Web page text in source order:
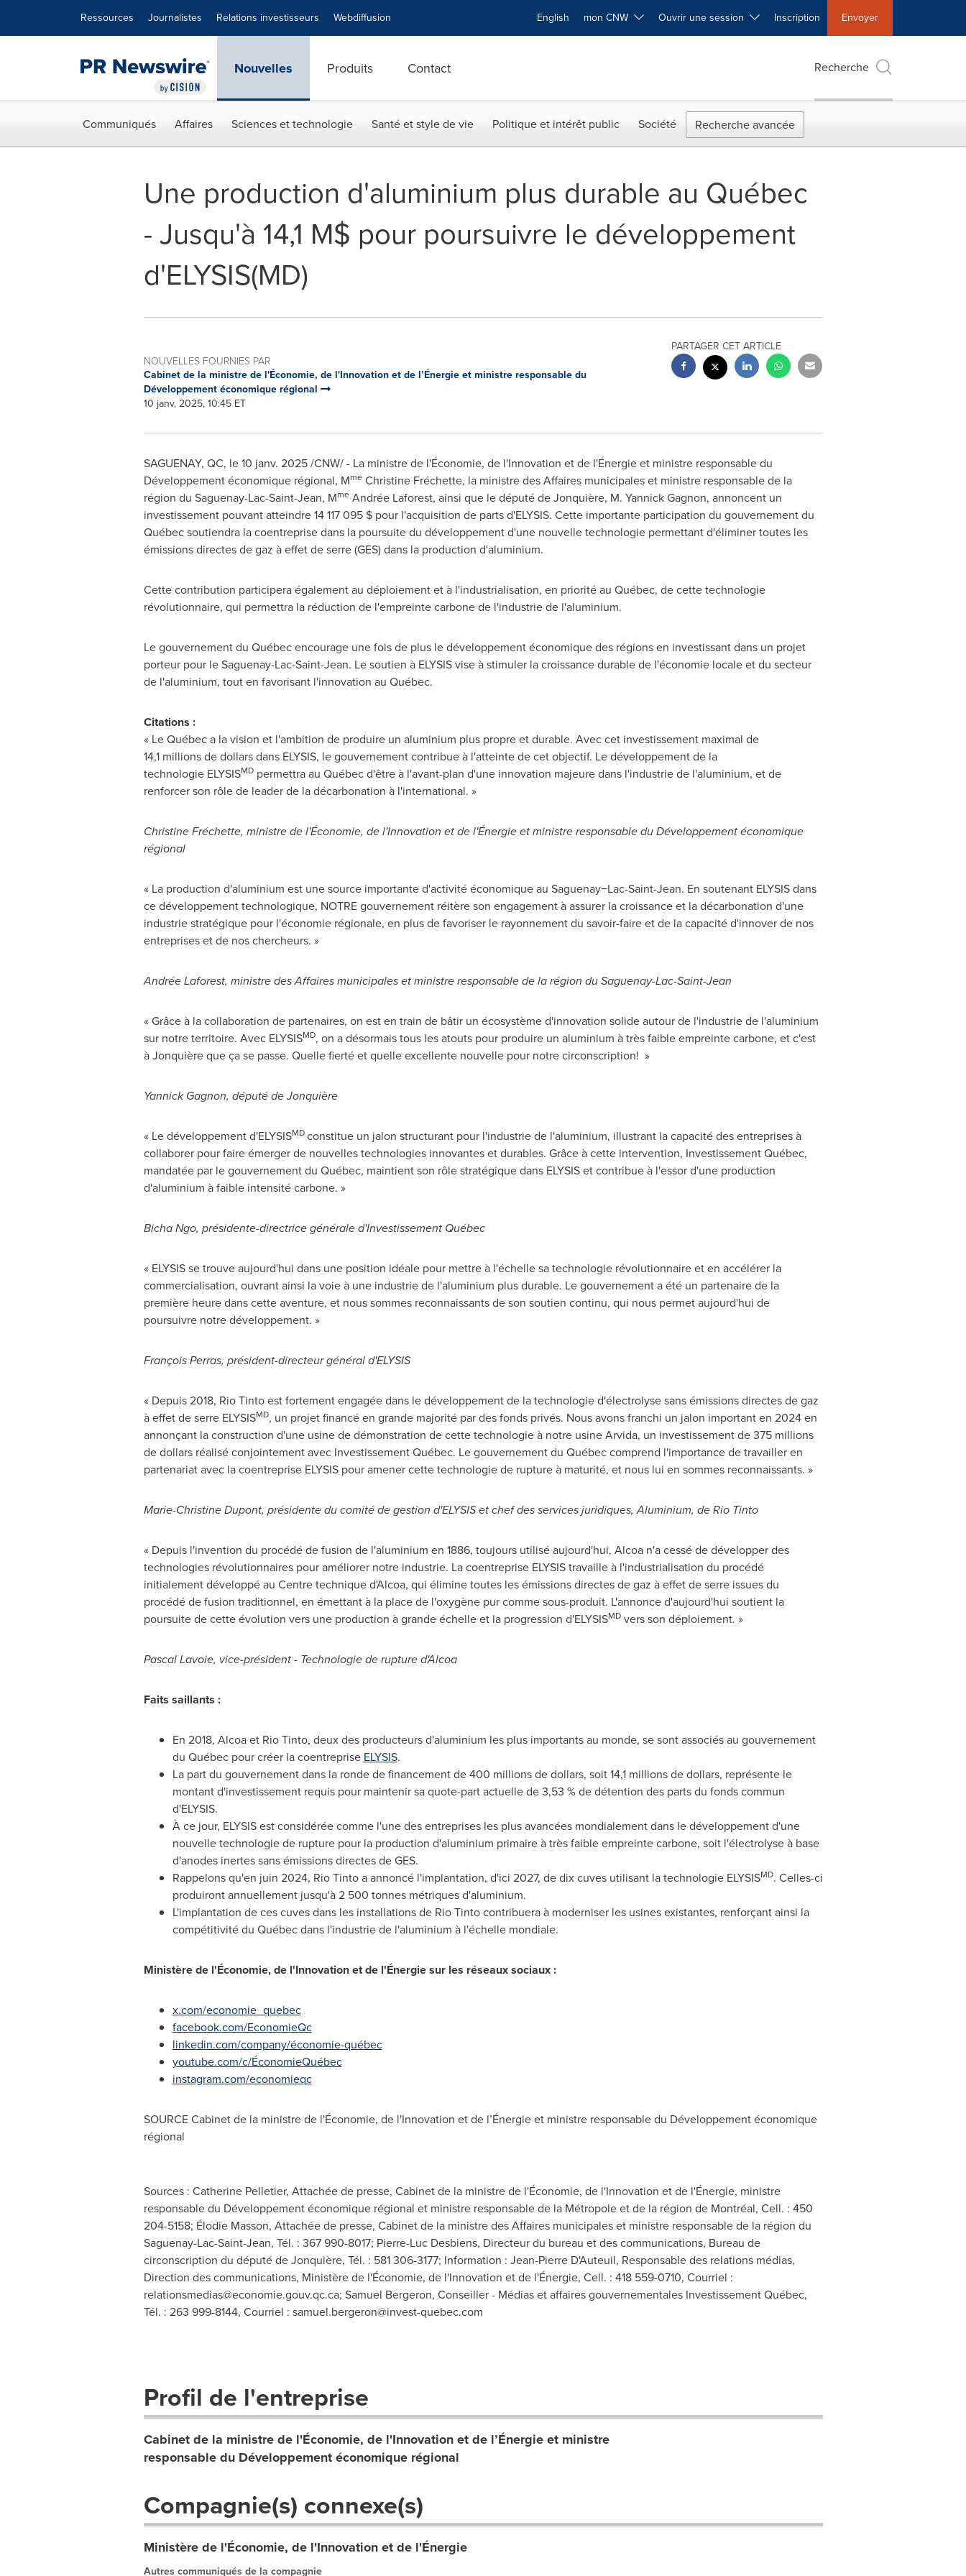
Ressources Journalistes Relations investisseurs Webdiffusion English mon CNW Ouvrir une session Inscription Envoyer
Nouvelles Produits Contact Recherche
Communiqués Affaires Sciences et technologie Santé et style de vie Politique et intérêt public Société Recherche avancée
Une production d'aluminium plus durable au Québec
- Jusqu'à 14,1 M$ pour poursuivre le développement
d'ELYSIS(MD)
NOUVELLES FOURNIES PAR
Cabinet de la ministre de l'Économie, de l'Innovation et de l’Énergie et ministre responsable du
Développement économique régional
10 janv, 2025, 10:45 ET
PARTAGER CET ARTICLE
SAGUENAY, QC, le 10 janv. 2025/CNW/ - La ministre de l'Économie, de l'Innovation et de l'Énergie et ministre responsable du
Développement économique régional, MmeChristine Fréchette, la ministre des Affaires municipales et ministre responsable de la
région du Saguenay-Lac-Saint-Jean, MmeAndrée Laforest, ainsi que le député de Jonquière, M. Yannick Gagnon, annoncent un
investissement pouvant atteindre 14 117 095 $ pour l'acquisition de parts d'ELYSIS. Cette importante participation du gouvernement du
Québec soutiendra la coentreprise dans la poursuite du développement d'une nouvelle technologie permettant d'éliminer toutes les
émissions directes de gaz à effet de serre (GES) dans la production d'aluminium.
Cette contribution participera également au déploiement et à l'industrialisation, en priorité au Québec, de cette technologie
révolutionnaire, qui permettra la réduction de l'empreinte carbone de l'industrie de l'aluminium.
Le gouvernement du Québec encourage une fois de plus le développement économique des régions en investissant dans un projet
porteur pour le Saguenay-Lac-Saint-Jean. Le soutien à ELYSIS vise à stimuler la croissance durable de l'économie locale et du secteur
de l'aluminium, tout en favorisant l'innovation au Québec.
Citations :
« Le Québec a la vision et l'ambition de produire un aluminium plus propre et durable. Avec cet investissement maximal de
14,1 millions de dollars dans ELYSIS, le gouvernement contribue à l'atteinte de cet objectif. Le développement de la
technologie ELYSISMDpermettra au Québec d'être à l'avant-plan d'une innovation majeure dans l'industrie de l'aluminium, et de
renforcer son rôle de leader de la décarbonation à l'international. »
Christine Fréchette, ministre de l'Économie, de l'Innovation et de l'Énergie et ministre responsable du Développement économique
régional
« La production d'aluminium est une source importante d'activité économique au Saguenay−Lac-Saint-Jean. En soutenant ELYSIS dans
ce développement technologique, NOTRE gouvernement réitère son engagement à assurer la croissance et la décarbonation d'une
industrie stratégique pour l'économie régionale, en plus de favoriser le rayonnement du savoir-faire et de la capacité d'innover de nos
entreprises et de nos chercheurs. »
Andrée Laforest, ministredes Affaires municipales et ministre responsable de la région du Saguenay-Lac-Saint-Jean
« Grâce à la collaboration de partenaires, on est en train de bâtir un écosystème d'innovation solide autour de l'industrie de l'aluminium
sur notre territoire. Avec ELYSISMD, on a désormais tous les atouts pour produire un aluminium à très faible empreinte carbone, et c'est
à Jonquière que ça se passe. Quelle fierté et quelle excellente nouvelle pour notre circonscription! »
Yannick Gagnon, député de Jonquière
« Le développement d'ELYSISMDconstitue un jalon structurant pour l'industrie de l'aluminium, illustrant la capacité des entreprises à
collaborer pour faire émerger de nouvelles technologies innovantes et durables. Grâce à cette intervention, Investissement Québec,
mandatée par le gouvernement du Québec, maintient son rôle stratégique dans ELYSIS et contribue à l'essor d'une production
d'aluminium à faible intensité carbone. »
Bicha Ngo, présidente-directrice générale d'Investissement Québec
« ELYSIS se trouve aujourd'hui dans une position idéale pour mettre à l'échelle sa technologie révolutionnaire et en accélérer la
commercialisation, ouvrant ainsi la voie à une industrie de l'aluminium plus durable. Le gouvernement a été un partenaire de la
première heure dans cette aventure, et nous sommes reconnaissants de son soutien continu, qui nous permet aujourd'hui de
poursuivre notre développement. »
François Perras, président-directeur général d'ELYSIS
« Depuis 2018, Rio Tinto est fortement engagée dans le développement de la technologie d'électrolyse sans émissions directes de gaz
à effet de serre ELYSISMD, un projet financé en grande majorité par des fonds privés. Nous avons franchi un jalon important en 2024 en
annonçant la construction d'une usine de démonstration de cette technologie à notre usine Arvida, un investissement de 375 millions
de dollars réalisé conjointement avec Investissement Québec. Le gouvernement du Québec comprend l'importance de travailler en
partenariat avec la coentreprise ELYSIS pour amener cette technologie de rupture à maturité, et nous lui en sommes reconnaissants. »
Marie-Christine Dupont, présidente du comité de gestion d'ELYSIS et chef des services juridiques, Aluminium, de Rio Tinto
« Depuis l'invention du procédé de fusion de l'aluminium en 1886, toujours utilisé aujourd'hui, Alcoa n'a cessé de développer des
technologies révolutionnaires pour améliorer notre industrie. La coentreprise ELYSIS travaille à l'industrialisation du procédé
initialement développé au Centre technique d'Alcoa, qui élimine toutes les émissions directes de gaz à effet de serre issues du
procédé de fusion traditionnel, en émettant à la place de l'oxygène pur comme sous-produit. L'annonce d'aujourd'hui soutient la
poursuite de cette évolution vers une production à grande échelle et la progression d'ELYSISMDvers son déploiement. »
Pascal Lavoie, vice-président - Technologie de rupture d'Alcoa
Faits saillants :
En 2018, Alcoa et Rio Tinto, deux des producteurs d'aluminium les plus importants au monde, se sont associés au gouvernement
du Québec pour créer la coentreprise ELYSIS.
La part du gouvernement dans la ronde de financement de 400 millions de dollars, soit 14,1 millions de dollars, représente le
montant d'investissement requis pour maintenir sa quote-part actuelle de 3,53 % de détention des parts du fonds commun
d'ELYSIS.
À ce jour, ELYSIS est considérée comme l'une des entreprises les plus avancées mondialement dans le développement d'une
nouvelle technologie de rupture pour la production d'aluminium primaire à très faible empreinte carbone, soit l'électrolyse à base
d'anodes inertes sans émissions directes de GES.
Rappelons qu'en juin 2024, Rio Tinto a annoncé l'implantation, d'ici 2027, de dix cuves utilisant la technologie ELYSISMD. Celles-ci
produiront annuellement jusqu'à 2 500 tonnes métriques d'aluminium.
L'implantation de ces cuves dans les installations de Rio Tinto contribuera à moderniser les usines existantes, renforçant ainsi la
compétitivité du Québec dans l'industrie de l'aluminium à l'échelle mondiale.
Ministère de l'Économie, de l'Innovation et de l'Énergie sur les réseaux sociaux :
x.com/economie_quebec
facebook.com/EconomieQc
linkedin.com/company/économie-québec
youtube.com/c/ÉconomieQuébec
instagram.com/economieqc
SOURCE Cabinet de la ministre de l'Économie, de l'Innovation et de l’Énergie et ministre responsable du Développement économique
régional
Sources : Catherine Pelletier, Attachée de presse, Cabinet de la ministre de l'Économie, de l'Innovation et de l'Énergie, ministre
responsable du Développement économique régional et ministre responsable de la Métropole et de la région de Montréal, Cell. : 450
204-5158; Élodie Masson, Attachée de presse, Cabinet de la ministre des Affaires municipales et ministre responsable de la région du
Saguenay-Lac-Saint-Jean, Tél. : 367 990-8017; Pierre-Luc Desbiens, Directeur du bureau et des communications, Bureau de
circonscription du député de Jonquière, Tél. : 581 306-3177; Information : Jean-Pierre D'Auteuil, Responsable des relations médias,
Direction des communications, Ministère de l'Économie, de l'Innovation et de l'Énergie, Cell. : 418 559-0710, Courriel :
relationsmedias@economie.gouv.qc.ca; Samuel Bergeron, Conseiller - Médias et affaires gouvernementales Investissement Québec,
Tél. : 263 999-8144, Courriel : samuel.bergeron@invest-quebec.com
Profil de l'entreprise
Cabinet de la ministre de l'Économie, de l'Innovation et de l’Énergie et ministre
responsable du Développement économique régional
Compagnie(s) connexe(s)
Ministère de l'Économie, de l'Innovation et de l'Énergie
Autres communiqués de la compagnie